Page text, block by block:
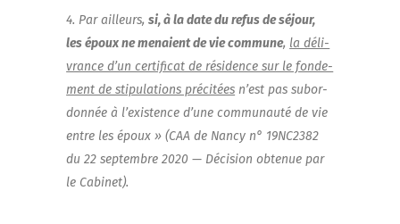
4. Par ailleurs,si, à la date du refus de séjour,
les époux ne menaient de vie com­mune, la déli­
vrance d’un cer­ti­fi­cat de rési­dence sur le fon­de­
ment de sti­pu­la­tions pré­ci­tées n’est pas subor­
don­née à l’existence d’une com­mu­nau­té de vie
entre les époux » (CAA de Nan­cy n° 19NC2382
du 22 sep­tembre 2020 — Déci­sion obte­nue par
le Cabinet).